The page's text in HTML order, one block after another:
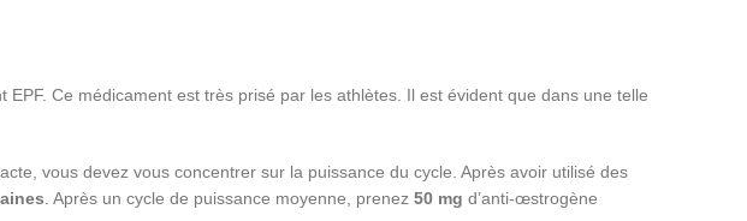
Ce médicament est très prisé par les athlètes. Il est évident que dans une telle
vous devez vous concentrer sur la puissance du cycle. Après avoir utilisé des
. Après un cycle de puissance moyenne, prenez 50 mg d’anti-œstrogène